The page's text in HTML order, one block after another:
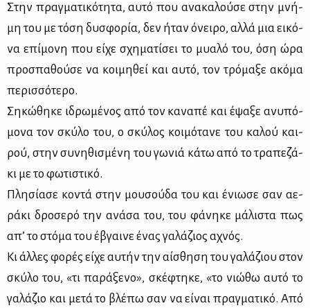
Στην πραγ­μα­τι­κό­τη­τα, αυ­τό που ανα­κα­λού­σε στην μνή­
μη του με τό­ση δυ­σφο­ρία, δεν ήταν όνει­ρο, αλ­λά μια ει­κό­
να επί­μο­νη που εί­χε σχη­μα­τί­σει το μυα­λό του, όση ώρα
προ­σπα­θού­σε να κοι­μη­θεί και αυ­τό, τον τρό­μα­ξε ακό­μα
πε­ρισ­σό­τε­ρο.
Ση­κώ­θη­κε ιδρω­μέ­νος από τον κα­να­πέ και έψα­ξε ανυ­πό­
μο­να τον σκύ­λο του, ο σκύ­λος κοι­μό­τα­νε του κα­λού και­
ρού, στην συ­νη­θι­σμέ­νη του γω­νιά κά­τω από το τρα­πε­ζά­
κι με το φω­τι­στι­κό.
Πλη­σί­α­σε κο­ντά στην μου­σού­δα του και ένιω­σε σαν αε­
ρά­κι δρο­σε­ρό την ανά­σα του, του φά­νη­κε μά­λι­στα πως
απ’ το στό­μα του έβγαι­νε ένας γα­λά­ζιος αχνός.
Κι άλ­λες φο­ρές εί­χε αυ­τήν την αί­σθη­ση του γα­λά­ζιου στον
σκύ­λο του, «τι πα­ρά­ξε­νο», σκέ­φτη­κε, «το νιώ­θω αυ­τό το
γα­λά­ζιο και με­τά το βλέ­πω σαν να εί­ναι πραγ­μα­τι­κό. Από